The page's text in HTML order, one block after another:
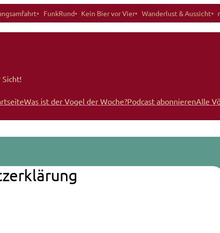
FunkRund Kein Bier vor Vier Wanderlust & Aussicht
Was ist der Vogel der Woche?Podcast abonnierenAlle